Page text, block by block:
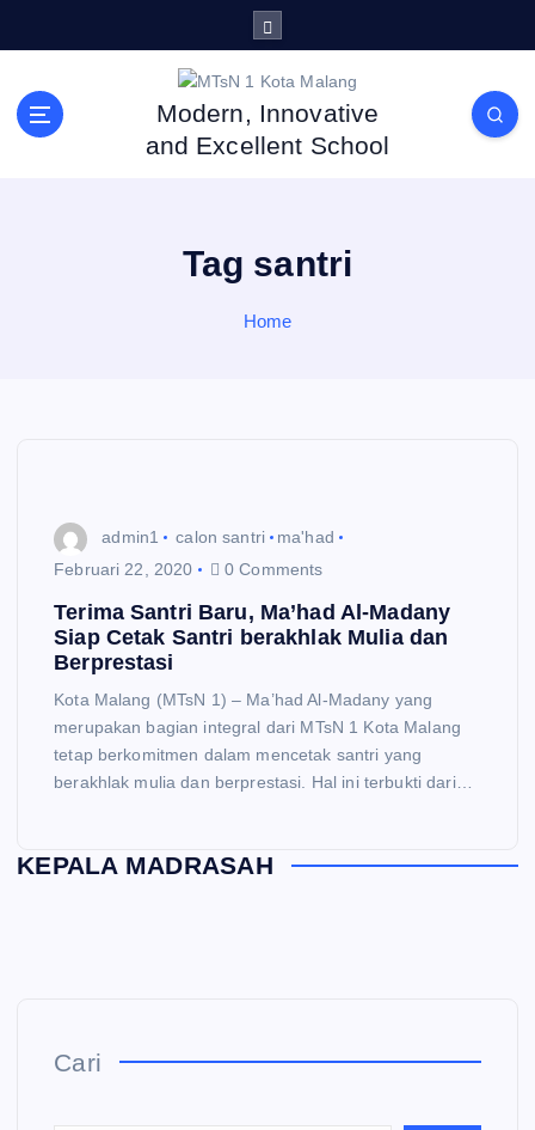
Modern, Innovative
and Excellent School
Tag santri
Home
admin1 calon santri
ma'had
Februari 22, 2020
0 Comments
Terima Santri Baru, Ma’had Al-Madany
Siap Cetak Santri berakhlak Mulia dan
Berprestasi
Kota Malang (MTsN 1) – Ma’had Al-Madany yang
merupakan bagian integral dari MTsN 1 Kota Malang
tetap berkomitmen dalam mencetak santri yang
berakhlak mulia dan berprestasi. Hal ini terbukti dari…
KEPALA MADRASAH
Cari